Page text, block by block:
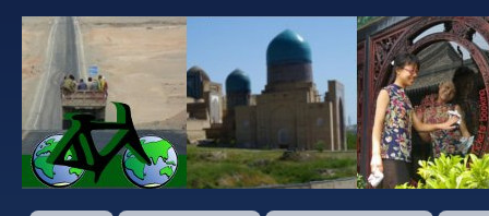
www.world-
bike-
tours.com